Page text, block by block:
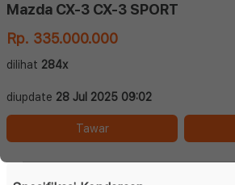
Mazda CX-3 CX-3 SPORT
Rp. 335.000.000
dilihat 284x
diupdate 28 Jul 2025 09:02
Tawar